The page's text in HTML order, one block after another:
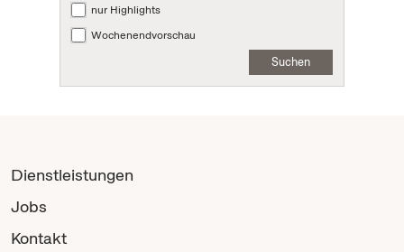
nur Highlights
Wochenendvorschau
Suchen
Dienstleistungen
Jobs
Kontakt